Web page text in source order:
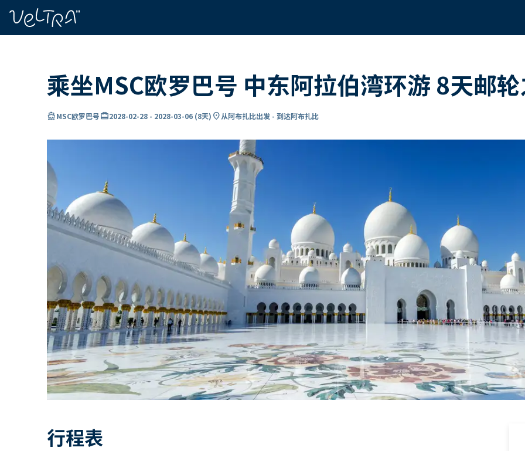
乘坐MSC欧罗巴号 中东阿拉伯湾环游 8天邮
directions_boatMSC欧罗巴号card_travel2028-02-28 - 2028-03-06 (8天) location_on从阿布扎比出发 - 到达阿布扎比
行程表